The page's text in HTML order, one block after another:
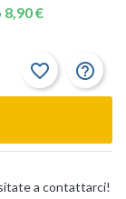
€
favorite_border help_outline
a contattarci!